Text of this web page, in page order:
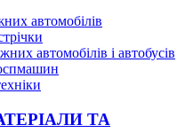
автомобілів
автомобілів і автобусів
ТА